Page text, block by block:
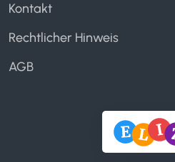
Kontakt
Rechtlicher Hinweis
AGB